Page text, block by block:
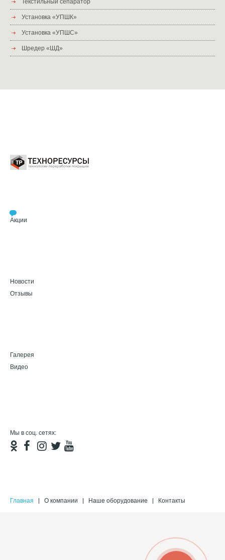
Текстильный сепаратор
Установка «УПШК»
Установка «УПШС»
Шредер «ШД»
Акции
Новости
Отзывы
Галерея
Видео
Мы в соц. сетях:
Главная О компании Наше оборудование Контакты